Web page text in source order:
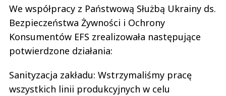
We współpracy z Państwową Służbą Ukrainy ds.
Bezpieczeństwa Żywności i Ochrony
Konsumentów EFS zrealizowała następujące
potwierdzone działania:
Sanityzacja zakładu: Wstrzymaliśmy pracę
wszystkich linii produkcyjnych w celu